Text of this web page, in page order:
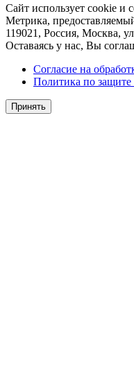
Сайт использует cookie и
Метрика,
119021, Россия, Москва,
Оставаясь у нас, Вы
Согласие на
Политика по
Принять